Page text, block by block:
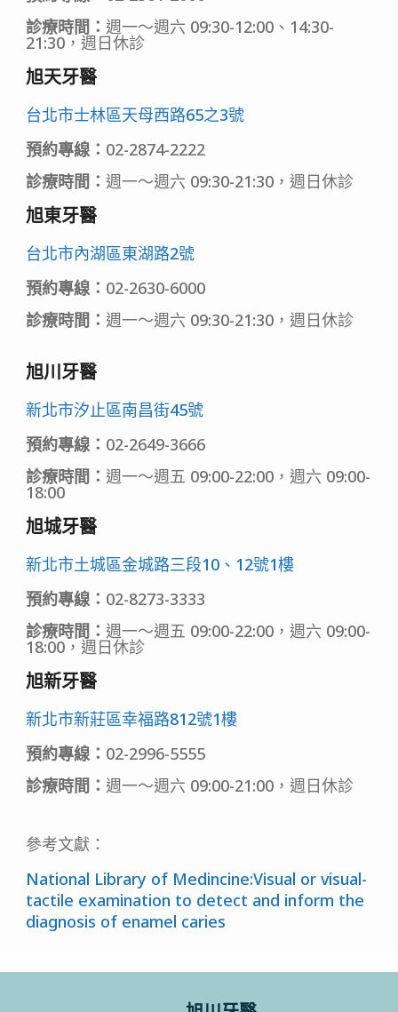
診療時間：週一～週六 09:30-12:00、14:30-
21:30，週日休診
旭天牙醫
台北市士林區天母西路65之3號
預約專線： 02-2874-2222
診療時間：週一～週六 09:30-21:30，週日休診
旭東牙醫
台北市內湖區東湖路2號
預約專線： 02-2630-6000
診療時間：週一～週六 09:30-21:30，週日休診
旭川牙醫
新北市汐止區南昌街45號
預約專線： 02-2649-3666
診療時間：週一～週五 09:00-22:00，週六 09:00-
18:00
旭城牙醫
新北市土城區金城路三段10、12號1樓
預約專線： 02-8273-3333
診療時間：週一～週五 09:00-22:00，週六 09:00-
18:00，週日休診
旭新牙醫
新北市新莊區幸福路812號1樓
預約專線： 02-2996-5555
診療時間：週一～週六 09:00-21:00，週日休診
參考文獻：
National Library of Medincine:Visual or visual-
tactile examination to detect and inform the
diagnosis of enamel caries